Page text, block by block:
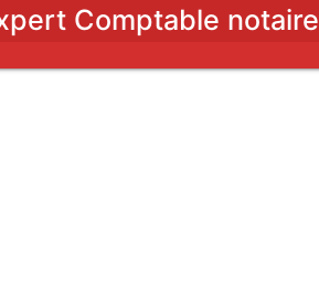
Comptable notaire